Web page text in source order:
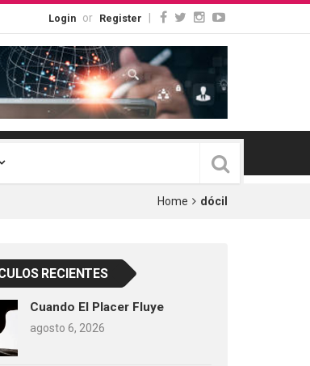
Login or Register
Home dócil
RECIENTES
Cuando El Placer Fluye
agosto 6, 2026